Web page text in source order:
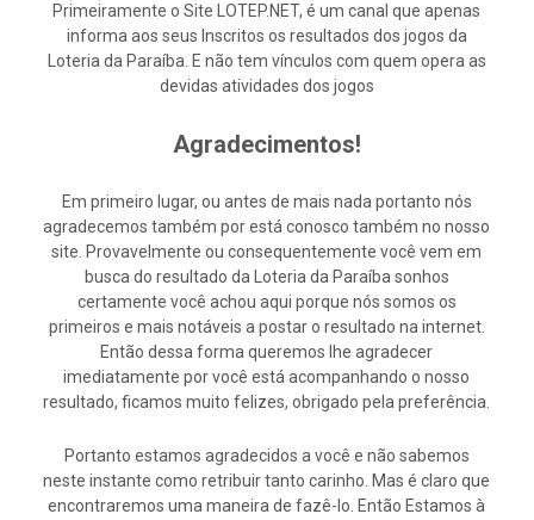
Primeiramente o Site LOTEP.NET, é um canal que apenas
informa aos seus Inscritos os resultados dos jogos da
Loteria da Paraíba. E não tem vínculos com quem opera as
devidas atividades dos jogos
Agradecimentos!
Em primeiro lugar, ou antes de mais nada portanto nós
agradecemos também por está conosco também no nosso
site. Provavelmente ou consequentemente você vem em
busca do resultado da Loteria da Paraíba sonhos
certamente você achou aqui porque nós somos os
primeiros e mais notáveis a postar o resultado na internet.
Então dessa forma queremos lhe agradecer
imediatamente por você está acompanhando o nosso
resultado, ficamos muito felizes, obrigado pela preferência.
Portanto estamos agradecidos a você e não sabemos
neste instante como retribuir tanto carinho. Mas é claro que
encontraremos uma maneira de fazê-lo. Então Estamos à